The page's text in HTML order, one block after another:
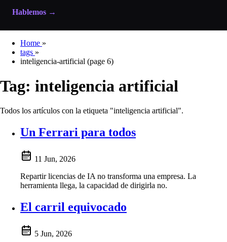
Hablemos →
Home »
tags »
inteligencia-artificial (page 6)
Tag: inteligencia artificial
Todos los artículos con la etiqueta "inteligencia artificial".
Un Ferrari para todos
11 Jun, 2026
Repartir licencias de IA no transforma una empresa. La
herramienta llega, la capacidad de dirigirla no.
El carril equivocado
5 Jun, 2026